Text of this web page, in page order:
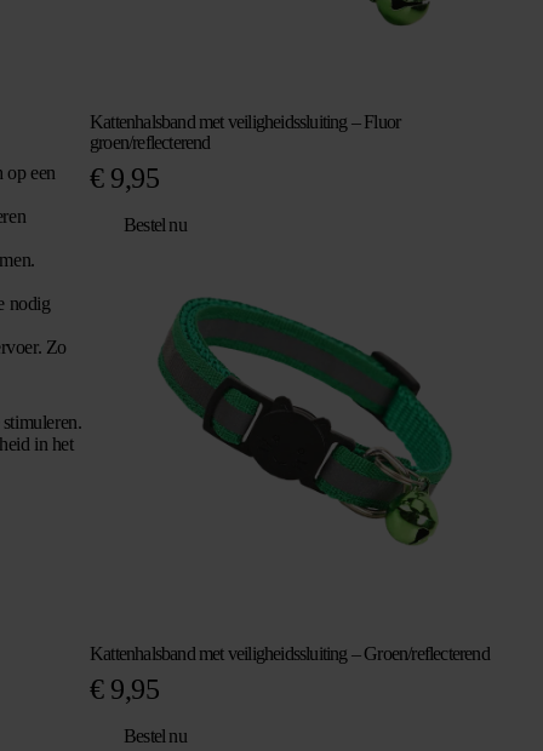
op een
nodig
Zo
in het
Kattenhalsband met veiligheidssluiting – Fluor
groen/reflecterend
€9,95
Bestel nu
Kattenhalsband met veiligheidssluiting – Groen/reflecterend
€9,95
Bestel nu